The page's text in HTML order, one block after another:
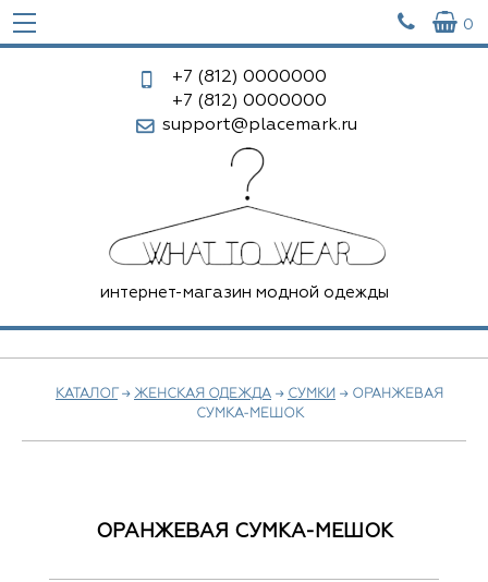
  0
+7 (812) 0000000
+7 (812) 0000000
support@placemark.ru
интернет-магазин модной одежды
КАТАЛОГ → ЖЕНСКАЯ ОДЕЖДА → СУМКИ → ОРАНЖЕВАЯ
СУМКА-МЕШОК
ОРАНЖЕВАЯ СУМКА-МЕШОК